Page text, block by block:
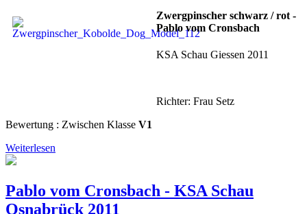
Zwergpinscher schwarz / rot -
Pablo vom Cronsbach
KSA Schau Giessen 2011
Richter: Frau Setz
Bewertung : Zwischen Klasse V1
Weiterlesen
Pablo vom Cronsbach - KSA Schau
Osnabrück 2011